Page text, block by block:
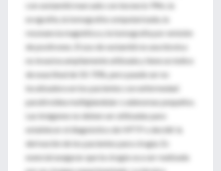
con sestamibi marcado con tecnecio 99m, la
ecografía, la tomografía computarizada, la
resonancia magnética y la tomografía por emisión
de positrones. El uso de sestamibi es una técnica
no invasiva ampliamente utilizada y tiene un índice
de exactitud de 50-70%, pero puede ser no
localizadora en los pacientes con enfermedad
paratiroidea multiglandular o adenomas pequeños.
Las imágenes no deben ser utilizadas para
establecer el diagnóstico de HPTP o decidir la
derivación de los pacientes para cirugía. Es
esencial asegurar que la cirugía va a ser realizada